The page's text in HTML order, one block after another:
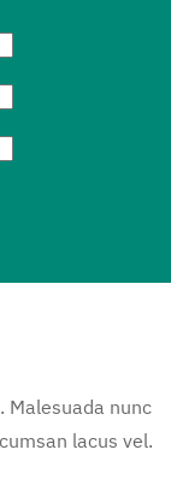
Malesuada nunc
lacus vel.